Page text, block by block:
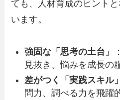
ても、人材育成のヒント
います。
強固な「思考の土台」
見抜き、悩みを成長の
差がつく「実践スキル」
問力、調べる力を飛躍